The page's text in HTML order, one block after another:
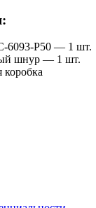
6093-P50 — 1 шт.
шнур — 1 шт.
коробка